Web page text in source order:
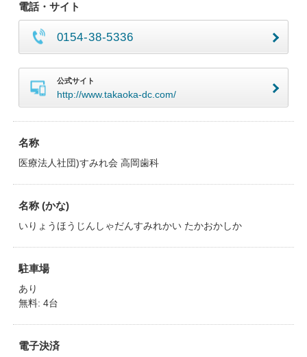
電話・サイト
0154-38-5336
公式サイト
http://www.takaoka-dc.com/
名称
医療法人社団)すみれ会 高岡歯科
名称 (かな)
いりょうほうじんしゃだんすみれかい たかおかしか
駐車場
あり
無料: 4台
電子決済